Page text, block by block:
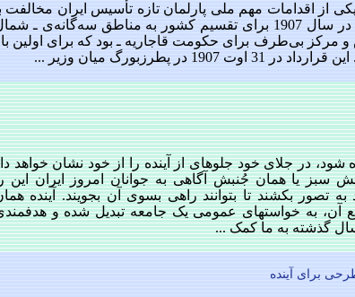
از اقدامات‌ مهم‌ ملی‌ پارلمان‌ تازه‌ تأسیس‌ ایران‌ مخالفت‌
قرارداد استعماری‌ روس‌ و انگلیس‌ بود كه‌ در سال‌ 1907 برای‌ تقسیم‌ كشور به‌ مناطق‌ سه‌گانه‌ی‌ ـ
مركز بی‌طرف‌ برای‌ حكومت‌ قاجاریه‌ ـ بود كه‌ برای‌ اولین‌
پطرزبورگ‌ میان‌ وزیر ...
شود، در جلای خود جلوه‏ای از آینده را از خود نشان خواهد
یا همان جُنبش آگاهی به جوانان امروز ایران این
تصور بکشند تا بتوانند راهی بسوی آن بجویند. آینده
آن، به خواست‏های عمومی یک جامعه تبدیل شده و
گذشته به ما کمک ...
برای آینده